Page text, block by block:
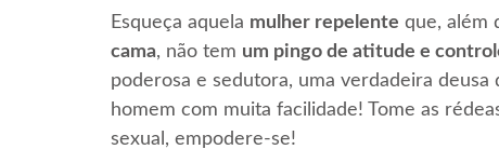
Esqueça aquela mulher repelente que, além
cama, não tem um pingo de atitude e
poderosa e sedutora, uma verdadeira
homem com muita facilidade! Tome as
sexual, empodere-se!